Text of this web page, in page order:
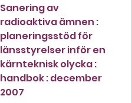
Sanering av
radioaktiva ämnen :
planeringsstöd för
länsstyrelser inför en
kärnteknisk olycka :
handbok : december
2007